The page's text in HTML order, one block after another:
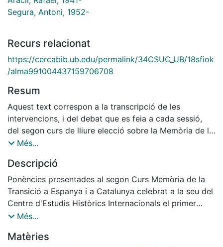
Segura, Antoni, 1952-
Recurs relacionat
https://cercabib.ub.edu/permalink/34CSUC_UB/18sfiok
/alma991004437159706708
Resum
Aquest text correspon a la transcripció de les
intervencions, i del debat que es feia a cada sessió,
del segon curs de lliure elecció sobre la Memòria de la
Transició a Espanya i a Catalunya que va tenir lloc a la
durant el primer semestre de l'any 2000.
Més...
Descripció
Ponències presentades al segon Curs Memòria de la
Transició a Espanya i a Catalunya celebrat a la seu del
Centre d'Estudis Històrics Internacionals el primer
semestre del 2000
Més...
Matèries